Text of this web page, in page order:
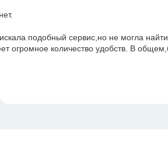
подобный сервис,но не могла
огромное количество удобств. В